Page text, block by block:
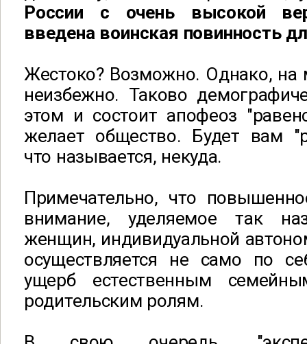
России с очень высокой
введена воинская повинность
Жестоко? Возможно. Однако, на
неизбежно. Таково
этом и состоит апофеоз
желает общество. Будет вам
что называется, некуда.
Примечательно, что
внимание, уделяемое так
женщин, индивидуальной
осуществляется не само по
ущерб естественным
родительским ролям.